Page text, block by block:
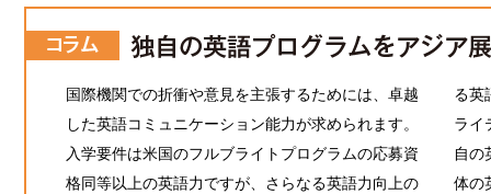
国際機関での折衝や意見を主張するためには、卓越
した英語コミュニケーション能力が求められます。
入学要件は米国のフルブライトプログラムの応募資
格同等以上の英語力ですが、さらなる英語力向上の
る英
ライ
自の
体の